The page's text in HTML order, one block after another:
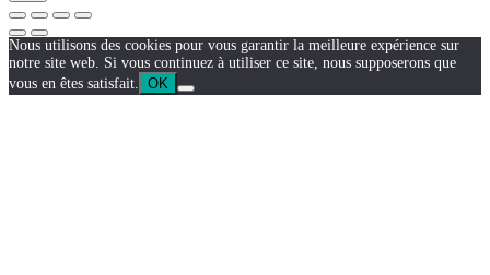
Nous utilisons des cookies pour vous garantir la meilleure expérience sur
notre site web. Si vous continuez à utiliser ce site, nous supposerons que
vous en êtes satisfait.
OK